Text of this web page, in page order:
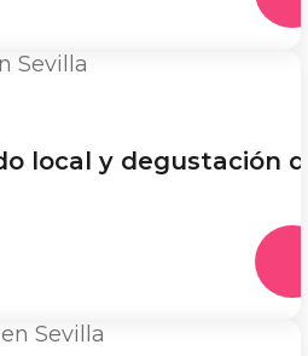
local y degustación de